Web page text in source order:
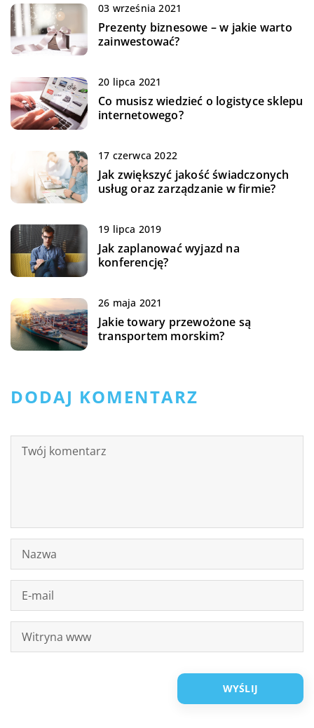
03 września 2021
Prezenty biznesowe – w jakie warto
zainwestować?
20 lipca 2021
Co musisz wiedzieć o logistyce sklepu
internetowego?
17 czerwca 2022
Jak zwiększyć jakość świadczonych
usług oraz zarządzanie w firmie?
19 lipca 2019
Jak zaplanować wyjazd na
konferencję?
26 maja 2021
Jakie towary przewożone są
transportem morskim?
DODAJ KOMENTARZ